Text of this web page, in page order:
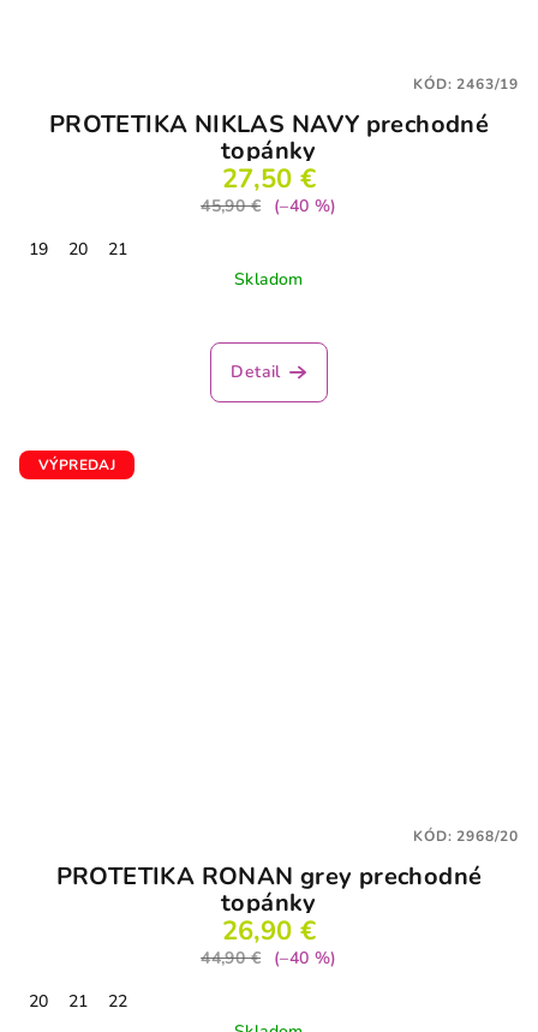
PROTETIKA NIKLAS NAVY prechodné
topánky
27,50 €
45,90 €
(–40 %)
19
20
21
Skladom
hodnotenie
produktu
Detail
KÓD:2463/19
VÝPREDAJ
PROTETIKA RONAN grey prechodné
topánky
26,90 €
44,90 €
(–40 %)
20
21
22
KÓD:2968/20